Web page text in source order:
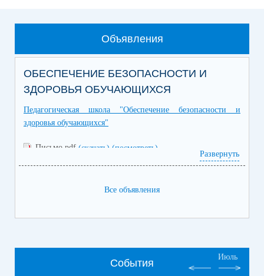
Объявления
ОБЕСПЕЧЕНИЕ БЕЗОПАСНОСТИ И
ЗДОРОВЬЯ ОБУЧАЮЩИХСЯ
Педагогическая школа "Обеспечение безопасности и
здоровья обучающихся"
Письмо.pdf (скачать) (посмотреть)
Развернуть
Все объявления
События
Июль